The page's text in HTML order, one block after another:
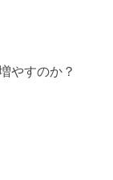
やすのか？